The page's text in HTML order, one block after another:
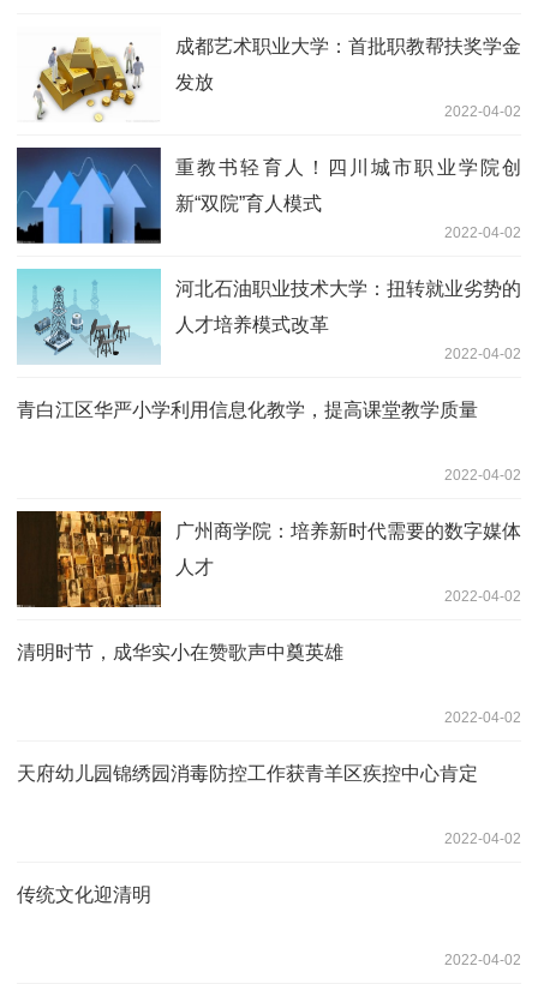
成都艺术职业大学：首批职教帮扶奖学金
发放
2022-04-02
重教书轻育人！四川城市职业学院创
新“双院”育人模式
2022-04-02
河北石油职业技术大学：扭转就业劣势的
人才培养模式改革
2022-04-02
青白江区华严小学利用信息化教学，提高课堂教学质量
2022-04-02
广州商学院：培养新时代需要的数字媒体
人才
2022-04-02
清明时节，成华实小在赞歌声中奠英雄
2022-04-02
天府幼儿园锦绣园消毒防控工作获青羊区疾控中心肯定
2022-04-02
传统文化迎清明
2022-04-02